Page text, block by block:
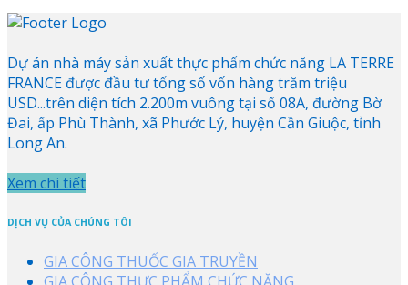
Dự án nhà máy sản xuất thực phẩm chức năng LA TERRE
FRANCE được đầu tư tổng số vốn hàng trăm triệu
USD...trên diện tích 2.200m vuông tại số 08A, đường Bờ
Đai, ấp Phù Thành, xã Phước Lý, huyện Cần Giuộc, tỉnh
Long An.
Xem chi tiết
DỊCH VỤ CỦA CHÚNG TÔI
GIA CÔNG THUỐC GIA TRUYỀN